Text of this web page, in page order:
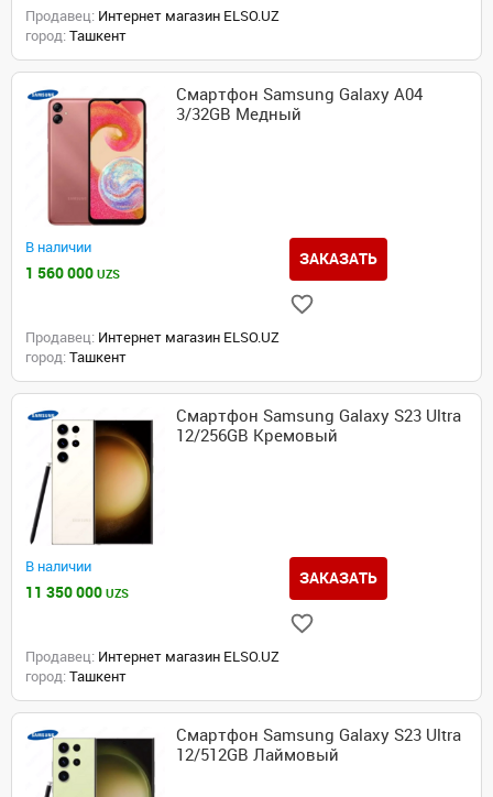
Продавец: Интернет магазин ELSO.UZ
город: Ташкент
Смартфон Samsung Galaxy A04
3/32GB Медный
В наличии
1 560 000 UZS
ЗАКАЗАТЬ
Продавец: Интернет магазин ELSO.UZ
город: Ташкент
Смартфон Samsung Galaxy S23 Ultra
12/256GB Кремовый
В наличии
11 350 000 UZS
ЗАКАЗАТЬ
Продавец: Интернет магазин ELSO.UZ
город: Ташкент
Смартфон Samsung Galaxy S23 Ultra
12/512GB Лаймовый